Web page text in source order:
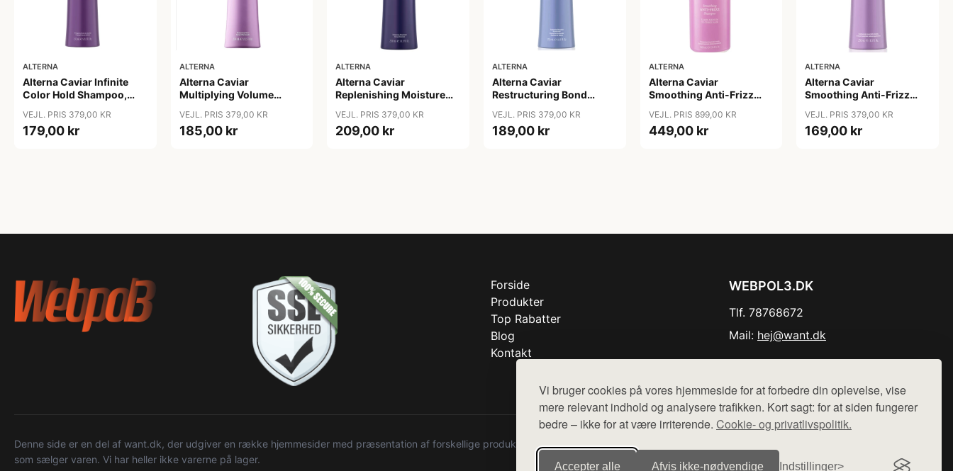
Vi bruger cookies på vores hjemmeside for at forbedre din oplevelse, vise
mere relevant indhold og analysere trafikken. Kort sagt: for at siden fungerer
bedre – ikke for at være irriterende. Cookie- og privatlivspolitik.
Accepter alle Afvis ikke‑nødvendige Indstillinger
ALTERNA
Alterna Caviar Infinite
Color Hold Shampoo,
VEJL. PRIS 379,00 KR
179,00 kr
ALTERNA
Alterna Caviar
Multiplying Volume
VEJL. PRIS 379,00 KR
185,00 kr
ALTERNA
Alterna Caviar
Replenishing Moisture
VEJL. PRIS 379,00 KR
209,00 kr
ALTERNA
Alterna Caviar
Restructuring Bond
VEJL. PRIS 379,00 KR
189,00 kr
ALTERNA
Alterna Caviar
Smoothing Anti-Frizz
VEJL. PRIS 899,00 KR
449,00 kr
ALTERNA
Alterna Caviar
Smoothing Anti-Frizz
VEJL. PRIS 379,00 KR
169,00 kr
Forside
Produkter
Top Rabatter
Blog
Kontakt
WEBPOL3.DK
Tlf. 78768672
Mail: hej@want.dk
Denne side er en del af want.dk, der udgiver en række hjemmesider med præsentation af forskellige produkter fra diverse webshops. Der sælges ikke varer fra denne side - vi henviser til de shops,
som sælger varen. Vi har heller ikke varerne på lager.